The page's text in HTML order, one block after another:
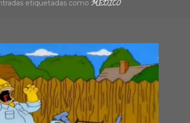
etiquetadas como MEDICO